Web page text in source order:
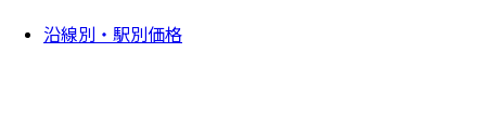
沿線別・駅別価格